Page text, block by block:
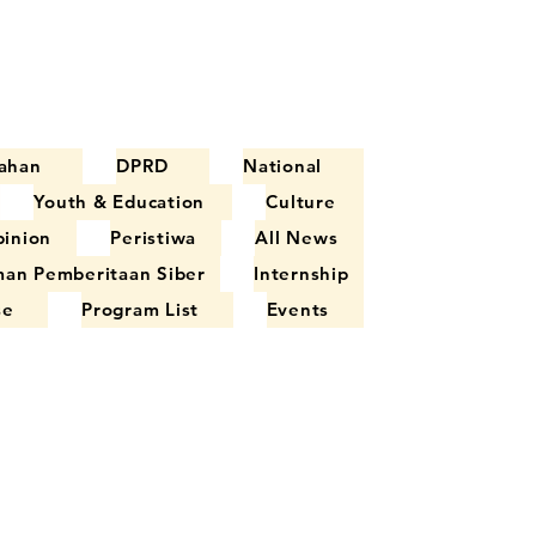
DPRD
National
Youth & Education
Culture
Peristiwa
All News
Pemberitaan Siber
Internship
Program List Events